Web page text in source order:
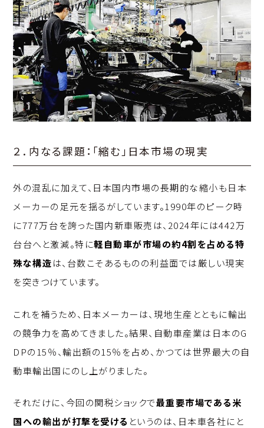
２．内なる課題：「縮む」日本市場の現実
外の混乱に加えて、日本国内市場の長期的な縮小も日本
メーカーの足元を揺るがしています。1990年のピーク時
に777万台を誇った国内新車販売は、2024年には442万
台台へと激減。特に軽自動車が市場の約4割を占める特
殊な構造は、台数こそあるものの利益面では厳しい現実
を突きつけています。
これを補うため、日本メーカーは、現地生産とともに輸出
の競争力を高めてきました。結果、自動車産業は日本のG
DPの15％、輸出額の15％を占め、かつては世界最大の自
動車輸出国にのし上がりました。
それだけに、今回の関税ショックで最重要市場である米
国への輸出が打撃を受ける というのは、日本車各社にと